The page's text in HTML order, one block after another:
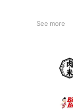
See more